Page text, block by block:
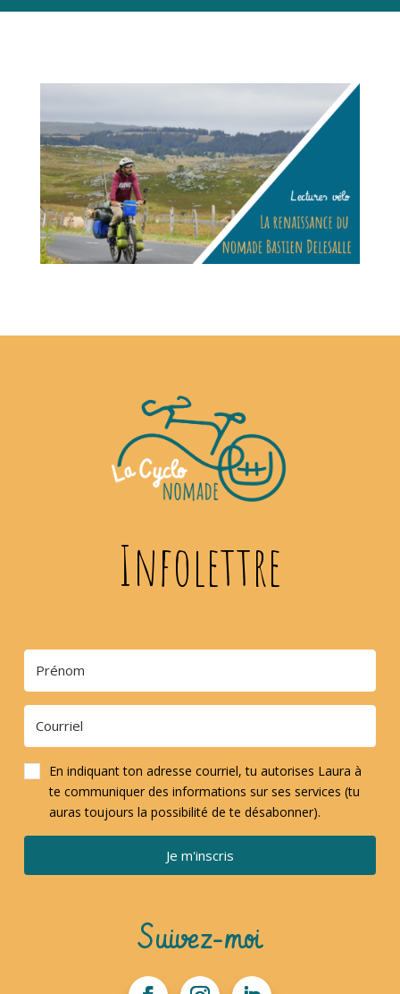
Infolettre
En indiquant ton adresse courriel, tu autorises Laura à
te communiquer des informations sur ses services (tu
auras toujours la possibilité de te désabonner).
Je m'inscris
Suivez-moi